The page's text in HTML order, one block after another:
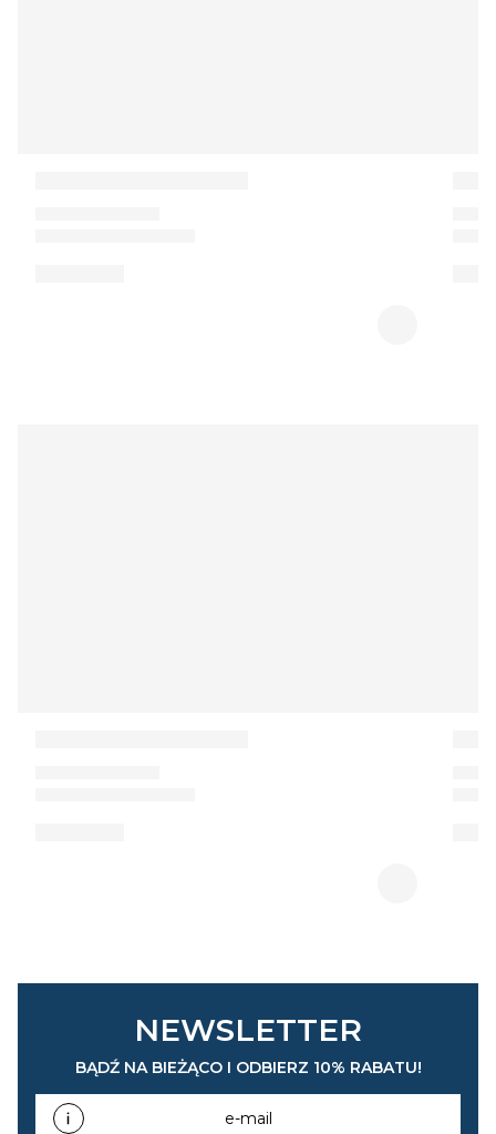
NEWSLETTER
BĄDŹ NA BIEŻĄCO I ODBIERZ 10% RABATU!
e-mail